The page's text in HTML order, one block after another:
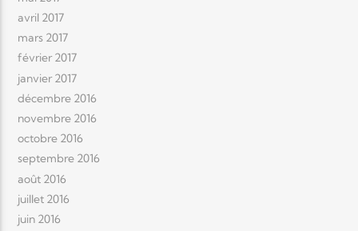
avril 2017
mars 2017
février 2017
janvier 2017
décembre 2016
novembre 2016
octobre 2016
septembre 2016
août 2016
juillet 2016
juin 2016